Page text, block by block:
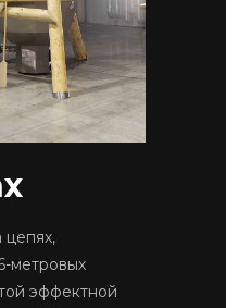
метровых
эффектной